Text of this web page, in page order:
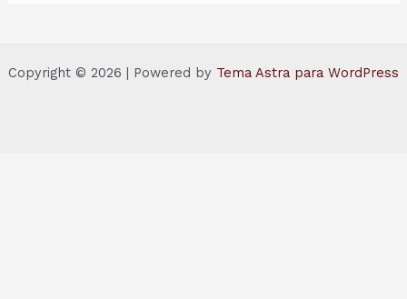
Copyright © 2026 | Powered by Tema Astra para WordPress